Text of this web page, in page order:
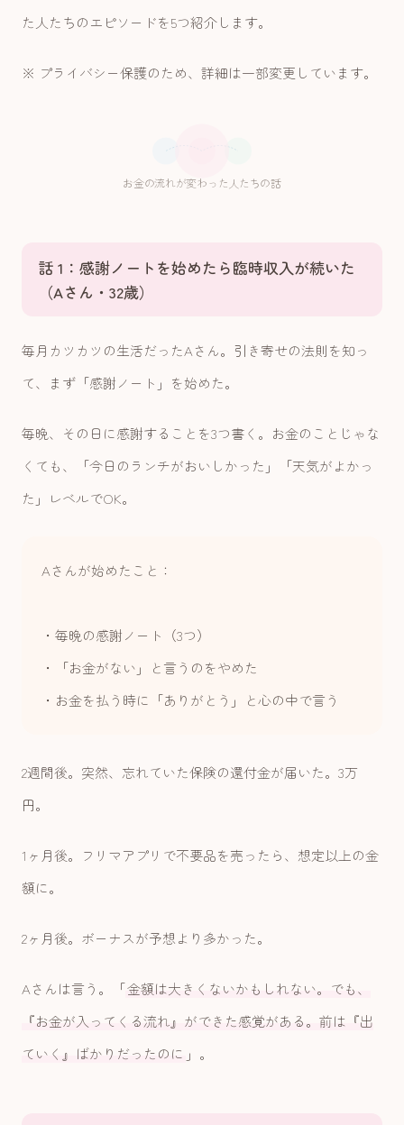
た人たちのエピソードを5つ紹介します。
※ プライバシー保護のため、詳細は一部変更しています。
お金の流れが変わった人たちの話
話 1：感謝ノートを始めたら臨時収入が続いた
（Aさん・32歳）
毎月カツカツの生活だったAさん。引き寄せの法則を知っ
て、まず「感謝ノート」を始めた。
毎晩、その日に感謝することを3つ書く。お金のことじゃな
くても、「今日のランチがおいしかった」「天気がよかっ
た」レベルでOK。
Aさんが始めたこと：
・毎晩の感謝ノート（3つ）
・「お金がない」と言うのをやめた
・お金を払う時に「ありがとう」と心の中で言う
2週間後。突然、忘れていた保険の還付金が届いた。3万
円。
1ヶ月後。フリマアプリで不要品を売ったら、想定以上の金
額に。
2ヶ月後。ボーナスが予想より多かった。
Aさんは言う。「金額は大きくないかもしれない。でも、
『お金が入ってくる流れ』ができた感覚がある。前は『出
ていく』ばかりだったのに 」。